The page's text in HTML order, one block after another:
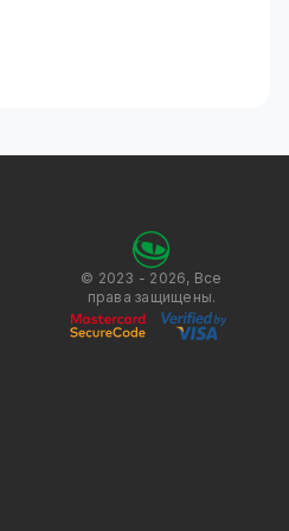
© 2023 - 2026, Все
права защищены.